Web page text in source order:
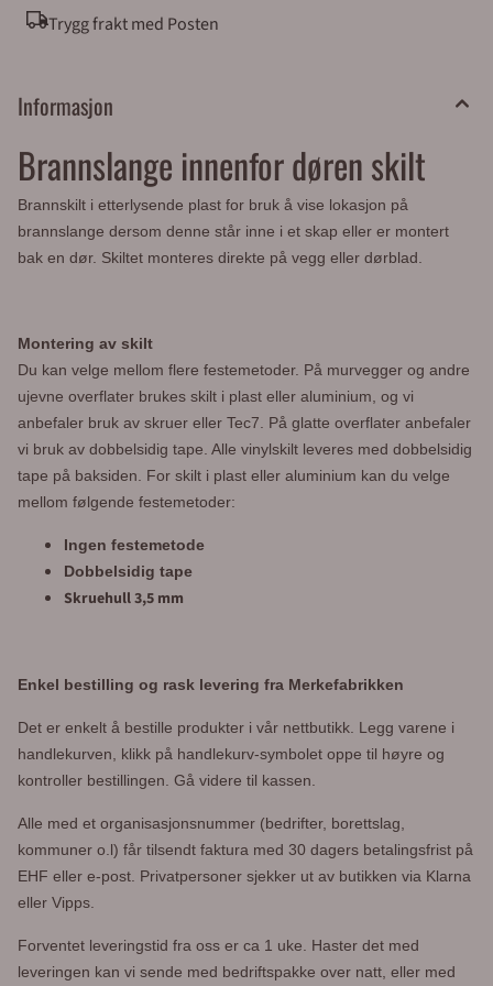
Vestby kommune (ca 5 mil syd for Oslo). Våre
åpningstider er 08.00 til 16.00 alle virkedager.
Trygg frakt med Posten
Informasjon
Brannslange innenfor døren skilt
Brannskilt i etterlysende plast for bruk å vise lokasjon på
brannslange dersom denne står inne i et skap eller er montert
bak en dør. Skiltet monteres direkte på vegg eller dørblad.
Montering av skilt
Du kan velge mellom flere festemetoder. På murvegger og andre
ujevne overflater brukes skilt i plast eller aluminium, og vi
anbefaler bruk av skruer eller Tec7. På glatte overflater anbefaler
vi bruk av dobbelsidig tape. Alle vinylskilt leveres med dobbelsidig
tape på baksiden. For skilt i plast eller aluminium kan du velge
mellom følgende festemetoder:
Ingen festemetode
Dobbelsidig tape
Skruehull 3,5 mm
Enkel bestilling og rask levering fra Merkefabrikken
Det er enkelt å bestille produkter i vår nettbutikk. Legg varene i
handlekurven, klikk på handlekurv-symbolet oppe til høyre og
kontroller bestillingen. Gå videre til kassen.
Alle med et organisasjonsnummer (bedrifter, borettslag,
kommuner o.l) får tilsendt faktura med 30 dagers betalingsfrist på
EHF eller e-post. Privatpersoner sjekker ut av butikken via Klarna
eller Vipps.
Forventet leveringstid fra oss er ca 1 uke. Haster det med
leveringen kan vi sende med bedriftspakke over natt, eller med